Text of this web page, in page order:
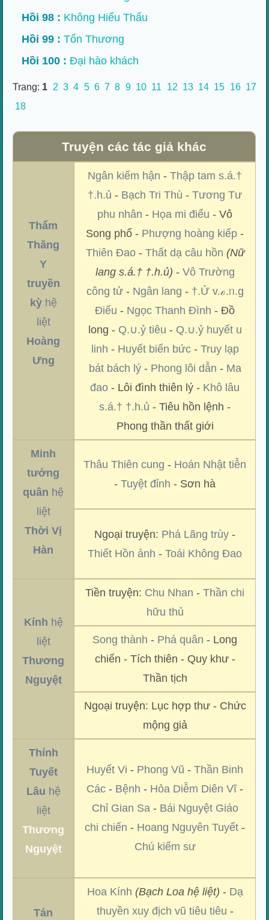
Hồi 98 : Không Hiểu Thấu
Hồi 99 : Tổn Thương
Hồi 100 : Đại hào khách
Trang: 1 2 3 4 5 6 7 8 9 10 11 12 13 14 15 16 17
18
Truyện các tác giả khác
Thẩm
Thăng
Y
truyền
kỳhệ
liệt
Hoàng
Ưng
Ngân kiếm hận -Thập tam s.á.†
†.h.ủ - Bạch Tri Thù -Tương Tư
phu nhân - Họa mi điểu - Vô
Song phổ - Phượng hoàng kiếp -
Thiên Đao- Thất dạ câu hồn (Nữ
lang s.á.† †.h.ủ) - Vô Trường
công tử- Ngân lang - †.Ử v.ℴ.ᥒ.g
Điểu - Ngọc Thanh Đình - Đồ
long - Q.∪.ỷ tiêu - Q.∪.ỷ huyết u
linh - Huyết biển bức- Truy lạp
bát bách lý- Phong lôi dẫn - Ma
đao - Lôi đình thiên lý - Khô lâu
s.á.† †.h.ủ - Tiêu hồn lệnh -
Phong thần thất giới
Minh
tướng
quân hệ
liệt
Thời Vị
Hàn
Thâu Thiên cung - Hoán Nhật tiễn
-Tuyệt đỉnh - Sơn hà
Ngoại truyện: Phá Lãng trùy -
Thiết Hồn ảnh -Toái Không Đao
Kính hệ
liệt
Thương
Nguyệt
Tiền truyện: Chu Nhan -Thần chi
hữu thủ
Song thành - Phá quân - Long
chiến - Tích thiên - Quy khư -
Thần tịch
Ngoại truyện: Lục hợp thư - Chức
mộng giả
Thính
Tuyết
Lâu hệ
liệt
Thương
Nguyệt
Huyết Vi - Phong Vũ -Thần Binh
Các - Bệnh - Hỏa Diễm Diên Vĩ-
Chỉ Gian Sa- Bái Nguyệt Giáo
chi chiến - Hoang Nguyên Tuyết -
Chú kiếm sư
Tán
Hoa Kính (Bạch Loa hệ liệt) - Dạ
thuyền xuy địch vũ tiêu tiêu -